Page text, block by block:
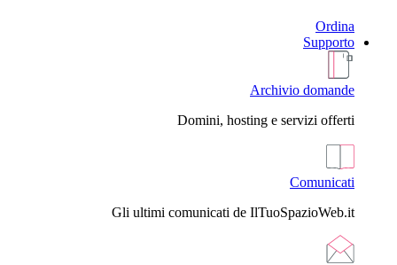
Ordina
Supporto
Archivio domande
Domini, hosting e servizi offerti
Comunicati
Gli ultimi comunicati de IlTuoSpazioWeb.it